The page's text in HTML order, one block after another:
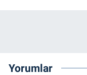
Yorumlar